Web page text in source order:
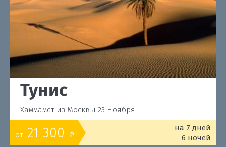
Тунис
Хаммамет из Москвы 23 Ноября
от 21 300 o
на 7 дней
6 ночей